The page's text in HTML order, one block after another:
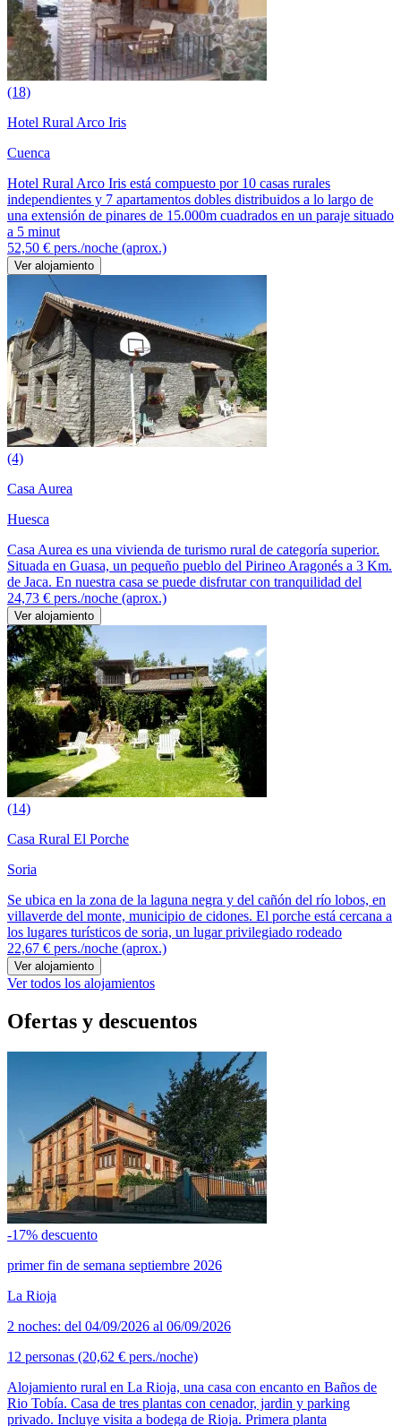
(18)
Hotel Rural Arco Iris
Cuenca
Hotel Rural Arco Iris está compuesto por 10 casas rurales
independientes y 7 apartamentos dobles distribuidos a lo largo de
una extensión de pinares de 15.000m cuadrados en un paraje situado
a 5 minut
52,50 € pers./noche (aprox.)
Ver alojamiento
(4)
Casa Aurea
Huesca
Casa Aurea es una vivienda de turismo rural de categoría superior.
Situada en Guasa, un pequeño pueblo del Pirineo Aragonés a 3 Km.
de Jaca. En nuestra casa se puede disfrutar con tranquilidad del
24,73 € pers./noche (aprox.)
Ver alojamiento
(14)
Casa Rural El Porche
Soria
Se ubica en la zona de la laguna negra y del cañón del río lobos, en
villaverde del monte, municipio de cidones. El porche está cercana a
los lugares turísticos de soria, un lugar privilegiado rodeado
22,67 € pers./noche (aprox.)
Ver alojamiento
Ver todos los alojamientos
Ofertas y descuentos
-17% descuento
primer fin de semana septiembre 2026
La Rioja
2 noches: del 04/09/2026 al 06/09/2026
12 personas (20,62 € pers./noche)
Alojamiento rural en La Rioja, una casa con encanto en Baños de
Rio Tobía. Casa de tres plantas con cenador, jardin y parking
privado. Incluye visita a bodega de Rioja. Primera planta